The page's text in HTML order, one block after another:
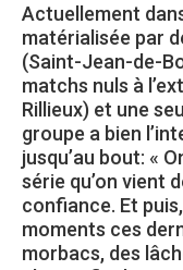
Actuellement
matérialisée par
(Saint-Jean-de-
matchs nuls à
Rillieux) et une
groupe a bien
jusqu’au bout: «
série qu’on vient
confiance. Et
moments ces
morbacs, des